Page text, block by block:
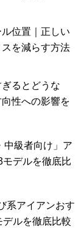
位置｜正しい
を減らす方法
るとどうな
性への影響を
中級者向け」ア
デルを徹底比
系アイアンおす
ルを徹底比較